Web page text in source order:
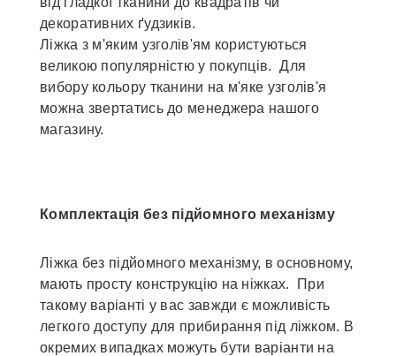
декоративних ґудзиків.
Ліжка з м'яким узголів'ям користуються
великою популярністю у покупців. Для
вибору кольору тканини на м'яке узголів'я
можна звертатись до менеджера нашого
магазину.
Комплектація без підйомного механізму
Ліжка без підйомного механізму, в основному,
мають просту конструкцію на ніжках. При
такому варіанті у вас завжди є можливість
легкого доступу для прибирання під ліжком. В
окремих випадках можуть бути варіанти на